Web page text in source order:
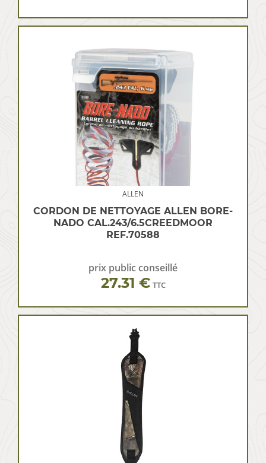
ALLEN
CORDON DE NETTOYAGE ALLEN BORE-
NADO CAL.243/6.5CREEDMOOR
REF.70588
prix public conseillé
27.31 € TTC